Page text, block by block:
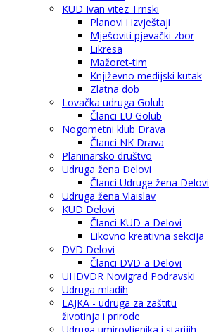
KUD Ivan vitez Trnski
Planovi i izvještaji
Mješoviti pjevački zbor
Likresa
Mažoret-tim
Književno medijski kutak
Zlatna dob
Lovačka udruga Golub
Članci LU Golub
Nogometni klub Drava
Članci NK Drava
Planinarsko društvo
Udruga žena Delovi
Članci Udruge žena Delovi
Udruga žena Vlaislav
KUD Delovi
Članci KUD-a Delovi
Likovno kreativna sekcija
DVD Delovi
Članci DVD-a Delovi
UHDVDR Novigrad Podravski
Udruga mladih
LAJKA - udruga za zaštitu
životinja i prirode